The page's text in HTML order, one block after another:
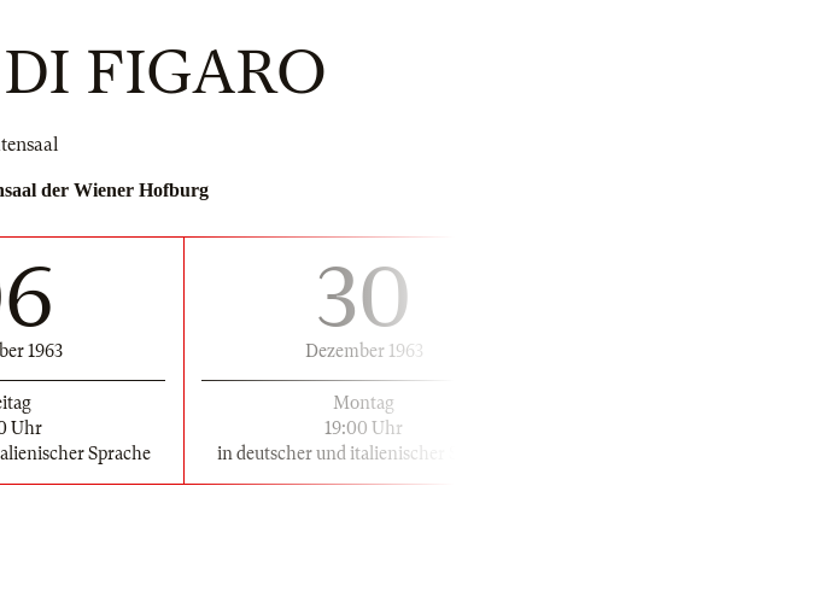
FIGARO
der Wiener Hofburg
1963
Uhr
Sprache
30
Dezember 1963
Montag
19:00 Uhr
in deutscher und italienischer Sprache